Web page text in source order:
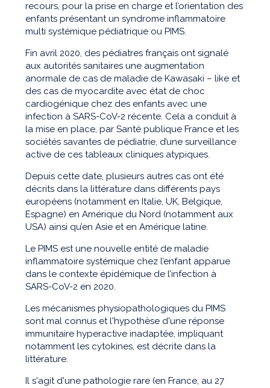
recours, pour la prise en charge et l’orientation des
enfants présentant un syndrome inflammatoire
multi systémique pédiatrique ou PIMS.
Fin avril 2020, des pédiatres français ont signalé
aux autorités sanitaires une augmentation
anormale de cas de maladie de Kawasaki – like et
des cas de myocardite avec état de choc
cardiogénique chez des enfants avec une
infection à SARS-CoV-2 récente. Cela a conduit à
la mise en place, par Santé publique France et les
sociétés savantes de pédiatrie, d’une surveillance
active de ces tableaux cliniques atypiques.
Depuis cette date, plusieurs autres cas ont été
décrits dans la littérature dans différents pays
européens (notamment en Italie, UK, Belgique,
Espagne) en Amérique du Nord (notamment aux
USA) ainsi qu’en Asie et en Amérique latine.
Le PIMS est une nouvelle entité de maladie
inflammatoire systémique chez l’enfant apparue
dans le contexte épidémique de l’infection à
SARS-CoV-2 en 2020.
Les mécanismes physiopathologiques du PIMS
sont mal connus et l'hypothèse d'une réponse
immunitaire hyperactive inadaptée, impliquant
notamment les cytokines, est décrite dans la
littérature.
Il s'agit d'une pathologie rare (en France, au 27